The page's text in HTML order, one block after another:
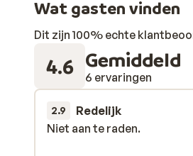
Wat gasten vinden
Dit zijn 100% echte
4.6 Gemiddeld
6 ervaringen
2.9 Redelijk
Niet aan te raden.
Niet aan te raden.